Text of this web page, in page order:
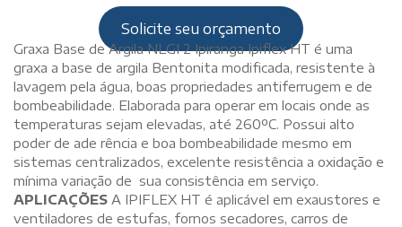
Solicite seu orçamento
Graxa Base de Argila NLGI 2 Ipiranga Ipiflex HT é uma
graxa a base de argila Bentonita modificada, resistente à
lavagem pela água, boas propriedades antiferrugem e de
bombeabilidade. Elaborada para operar em locais onde as
temperaturas sejam elevadas, até 260ºC. Possui alto
poder de ade rência e boa bombeabilidade mesmo em
sistemas centralizados, excelente resistência a oxidação e
mínima variação de sua consistência em serviço.
APLICAÇÕES A IPIFLEX HT é aplicável em exaustores e
ventiladores de estufas, fornos secadores, carros de